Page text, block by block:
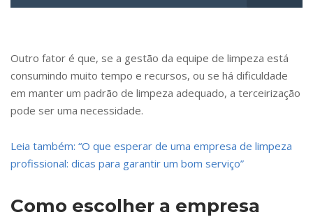
Outro fator é que, se a gestão da equipe de limpeza está
consumindo muito tempo e recursos, ou se há dificuldade
em manter um padrão de limpeza adequado, a terceirização
pode ser uma necessidade.
Leia também: “O que esperar de uma empresa de limpeza
profissional: dicas para garantir um bom serviço”
Como escolher a empresa